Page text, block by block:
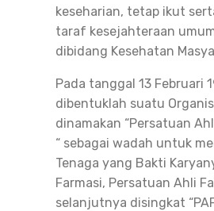
keseharian, tetap ikut
taraf kesejahteraan
dibidang Kesehatan
Pada tanggal 13 Februari
dibentuklah suatu
dinamakan “Persatuan
“ sebagai wadah untuk
Tenaga yang Bakti
Farmasi, Persatuan Ahli
selanjutnya disingkat